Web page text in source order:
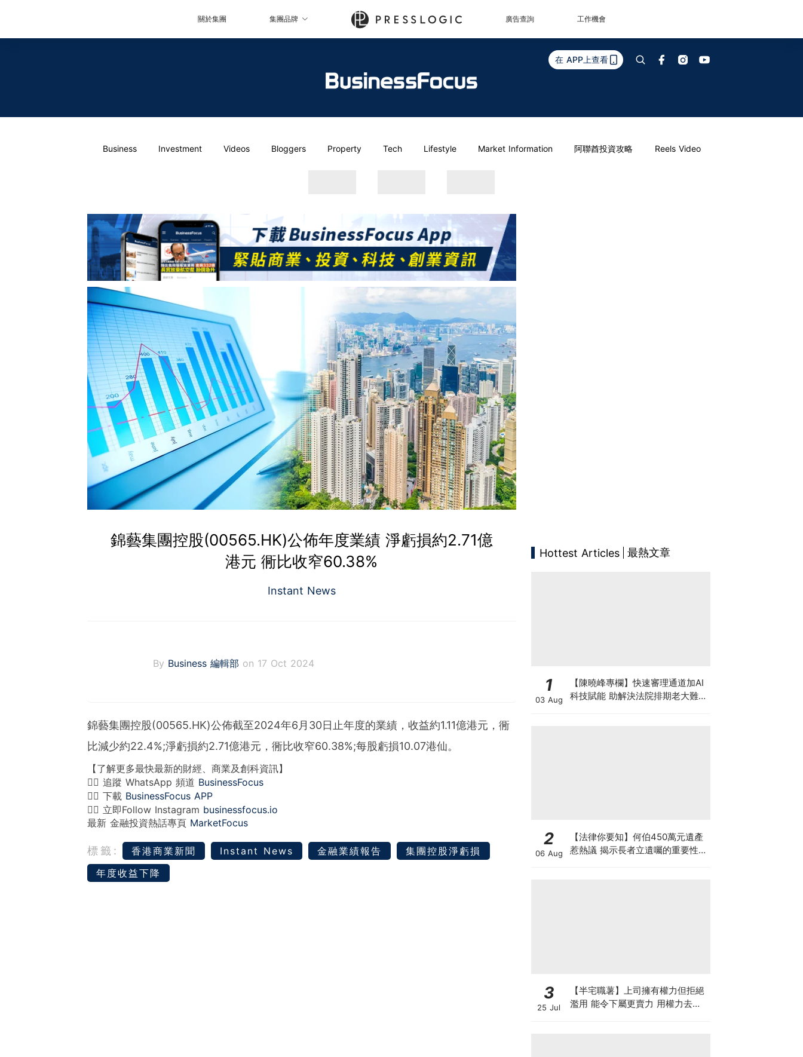
關於集團 集團品牌 廣告查詢 工作機會
在 APP上查看
Business Investment Videos Bloggers Property Tech Lifestyle Market Information 阿聯酋投資攻略 Reels Video
錦藝集團控股(00565.HK)公佈年度業績 淨虧損約2.71億
港元 衕比收窄60.38%
Instant News
By Business 編輯部 on 17 Oct 2024
錦藝集團控股(00565.HK)公佈截至2024年6月30日止年度的業績，收益約1.11億港元，衕
比減少約22.4%;淨虧損約2.71億港元，衕比收窄60.38%;每股虧損10.07港仙。
【了解更多最快最新的財經、商業及創科資訊】
👉🏻 追蹤 WhatsApp 頻道 BusinessFocus
👉🏻 下載 BusinessFocus APP
👉🏻 立即Follow Instagram businessfocus.io
最新 金融投資熱話專頁 MarketFocus
標籤: 香港商業新聞 Instant News 金融業績報告
集團控股淨虧損
年度收益下降
Hottest Articles 最熱文章
1
03 Aug
【陳曉峰專欄】快速審理通道加AI
科技賦能 助解決法院排期老大難問
2
06 Aug
【法律你要知】何伯450萬元遺產
惹熱議 揭示長者立遺囑的重要性
3
25 Jul
【半宅職薯】上司擁有權力但拒絕
濫用 能令下屬更賣力 用權力去迫